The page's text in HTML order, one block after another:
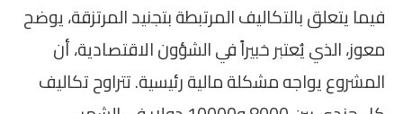
فيما يتعلق بالتكاليف المرتبطة بتجنيد المرتزقة، يوضح
معوز، الذي يُعتبر خبيراً في الشؤون الاقتصادية، أن
المشروع يواجه مشكلة مالية رئيسية. تتراوح تكاليف